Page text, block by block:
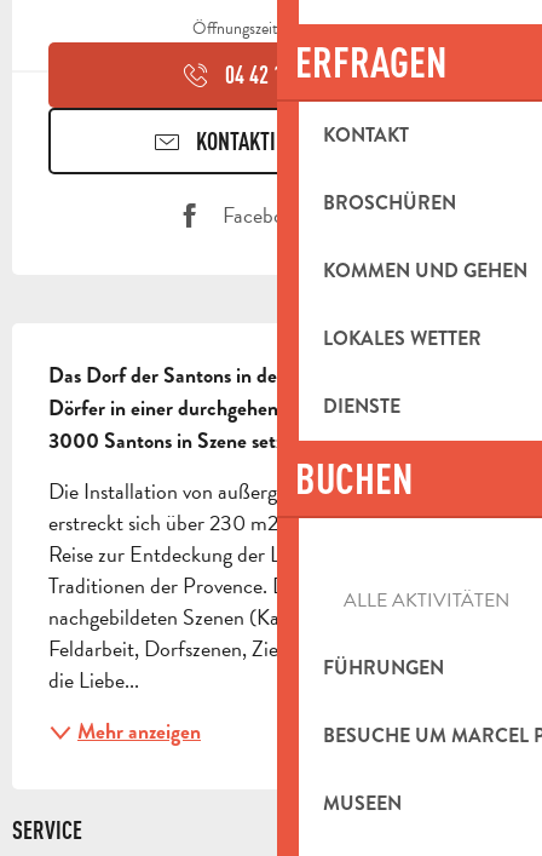
ERFRAGEN
KONTAKT
BROSCHÜREN
KOMMEN UND GEHEN
LOKALES WETTER
DIENSTE
BUCHEN
ALLE AKTIVITÄTEN
FÜHRUNGEN
BESUCHE UM MARCEL
MUSEEN
Öffnungszeiten ansehen
04 42 18 17▒▒
KONTAKTIEREN SIE UNS
Facebook Seite
Das Dorf der Santons in der Provence, das sind 19
Dörfer in einer durchgehenden Kulisse, die mehr als
3000 Santons in Szene setzt.
Die Installation von außergewöhnlicher Größe (sie
erstreckt sich über 230 m2) bietet eine wunderbare
Reise zur Entdeckung der Landschaften und
Traditionen der Provence. Die originalgetreu
nachgebildeten Szenen (Karten- und Boulespiele,
Feldarbeit, Dorfszenen, Ziegen in den Hügeln...) und
die Liebe...
Mehr anzeigen
SERVICE